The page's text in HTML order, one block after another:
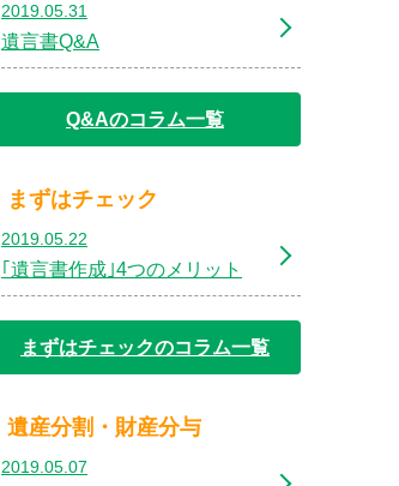
2019.05.31
遺言書Q&A
Q&Aのコラム一覧
まずはチェック
2019.05.22
｢遺言書作成｣4つのメリット
まずはチェックのコラム一覧
遺産分割・財産分与
2019.05.07